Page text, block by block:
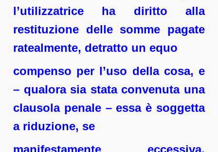
l’utilizzatrice ha diritto alla
restituzione delle somme pagate
ratealmente, detratto un equo
compenso per l’uso della cosa, e
– qualora sia stata convenuta una
clausola penale – essa è soggetta
a riduzione, se